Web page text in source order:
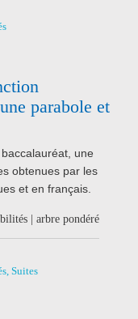
parabole et
une
obtenues par les
et en français.
| arbre pondéré
Suites